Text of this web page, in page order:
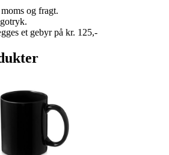
og fragt.
et gebyr på kr. 125,-